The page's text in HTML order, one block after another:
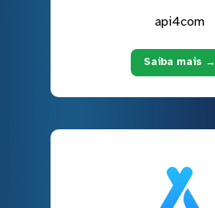
api4com
Saiba mais →